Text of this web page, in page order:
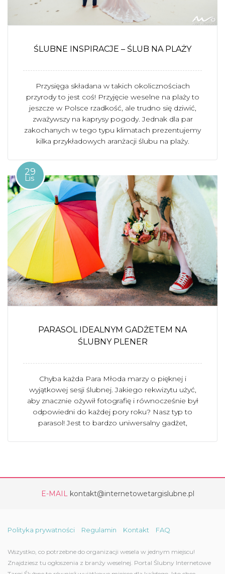
ŚLUBNE INSPIRACJE – ŚLUB NA PLAŻY
Przysięga składana w takich okolicznościach
przyrody to jest coś! Przyjęcie weselne na plaży to
jeszcze w Polsce rzadkość, ale trudno się dziwić,
zważywszy na kaprysy pogody. Jednak dla par
zakochanych w tego typu klimatach prezentujemy
kilka przykładowych aranżacji ślubu na plaży.
29
Lis
PARASOL IDEALNYM GADŻETEM NA
ŚLUBNY PLENER
Chyba każda Para Młoda marzy o pięknej i
wyjątkowej sesji ślubnej. Jakiego rekwizytu użyć,
aby znacznie ożywił fotografię i równocześnie był
odpowiedni do każdej pory roku? Nasz typ to
parasol! Jest to bardzo uniwersalny gadżet,
E-MAIL kontakt@internetowetargislubne.pl
Polityka prywatności Regulamin Kontakt FAQ
Wszystko, co potrzebne do organizacji wesela w jednym miejscu!
Znajdziesz tu ogłoszenia z branży weselnej. Portal Ślubny Internetowe